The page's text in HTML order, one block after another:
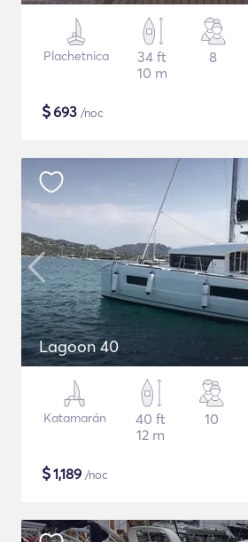
Plachetnica
34 ft
10 m
8
$693 /noc
Lagoon 40
Katamarán
40 ft
12 m
10
$1,189 /noc